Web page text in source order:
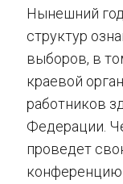
Нынешний
структур
выборов, в
краевой
работников
Федерации.
проведет